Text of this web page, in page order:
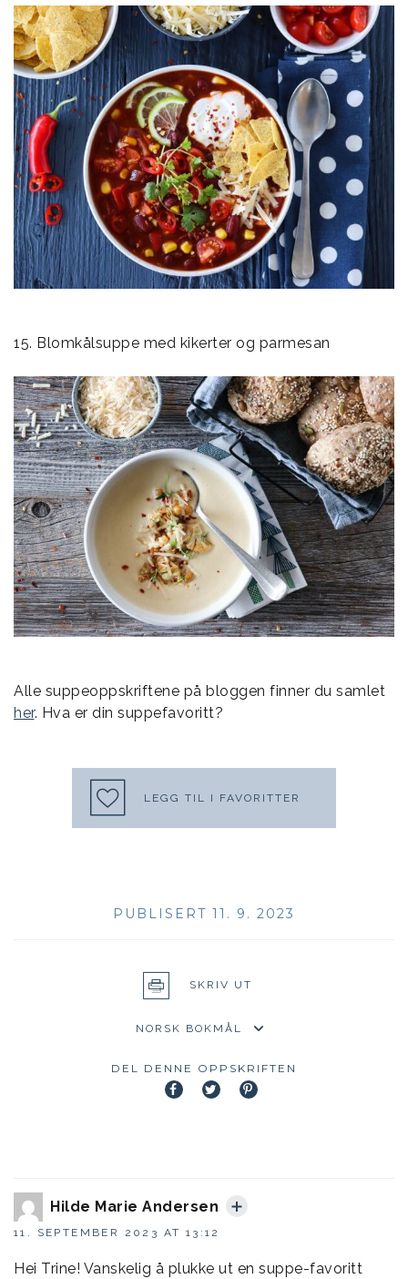
15. Blomkålsuppe med kikerter og parmesan
Alle suppeoppskriftene på bloggen finner du samlet
her. Hva er din suppefavoritt?
LEGG TIL I FAVORITTER
PUBLISERT 11. 9. 2023
SKRIV UT
DEL DENNE OPPSKRIFTEN
Hilde Marie Andersen
11. SEPTEMBER 2023 AT 13:12
Hei Trine! Vanskelig å plukke ut en suppe-favoritt